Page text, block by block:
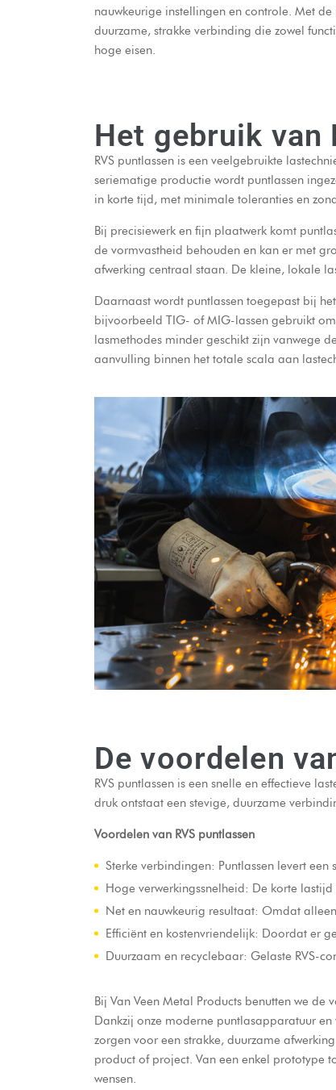
nauwkeurige instellingen en controle. Met
duurzame, strakke verbinding die zowel
hoge eisen.
Het gebruik van
RVS puntlassen is een veelgebruikte
seriematige productie wordt puntlassen
in korte tijd, met minimale toleranties en
Bij precisiewerk en fijn plaatwerk komt
de vormvastheid behouden en kan er met
afwerking centraal staan. De kleine, lokale
Daarnaast wordt puntlassen toegepast bij
bijvoorbeeld TIG- of MIG-lassen gebruikt
lasmethodes minder geschikt zijn vanwege
aanvulling binnen het totale scala aan
De voordelen
RVS puntlassen is een snelle en effectieve
druk ontstaat een stevige, duurzame
Voordelen van RVS puntlassen
Sterke verbindingen: Puntlassen levert
Hoge verwerkingssnelheid: De korte
Net en nauwkeurig resultaat: Omdat
Efficiënt en kostenvriendelijk: Doordat er
Duurzaam en recyclebaar: Gelaste RVS-
Bij Van Veen Metal Products benutten we
Dankzij onze moderne puntlasapparatuur
zorgen voor een strakke, duurzame
product of project. Van een enkel prototype
wensen.